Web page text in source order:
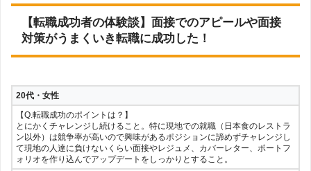
30代・女性
【Q.転職成功のポイントは？】
ベルで使えると証明できたこと
【転職時の年齢】30歳
【転職前の職業】事業会社の人事(Diversity&Inclusion)
【転職後の職業】外資総合コンサルファームの経営コンサルタント
【転職後の年収】ほぼ変わっていない
【Q.転職成功のポイントは？】
英語以外にも強みとする軸があったこと。銀行→コンサルティングファー
ムと異業種への転職ではあり、働き方や文化もかなり違いましたが、シス
【転職時の年齢】26歳
【転職前の職業】メガバンクの国際部門に所属するシステム企画の部署に
て、海外支店の勘定系システムを企画していました。
【転職後の職業】外資系コンサルティングファームの、グローバル案件を
主に担当するチームにITコンサルタントとして転職
【転職後の年収】年収アップした
【転職成功者の体験談】面接でのアピールや面接
対策がうまくいき転職に成功した！
20代・女性
【Q.転職成功のポイントは？】
とにかくチャレンジし続けること。特に現地での就職（日本食のレストラ
ン以外）は競争率が高いので興味があるポジションに諦めずチャレンジし
て現地の人達に負けないくらい面接やレジュメ、カバーレター、ポートフ
ォリオを作り込んでアップデートをしっかりとすること。